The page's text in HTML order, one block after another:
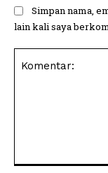
Simpan nama,
lain kali saya